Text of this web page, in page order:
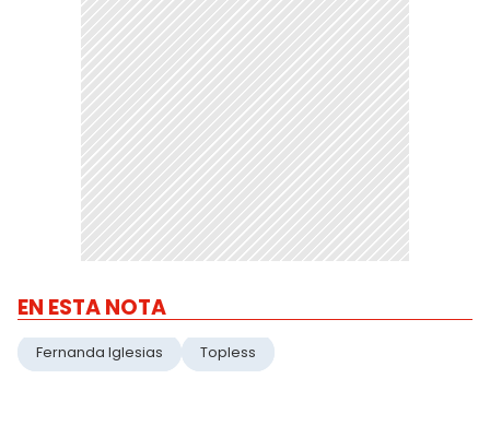
EN ESTA NOTA
Fernanda Iglesias Topless